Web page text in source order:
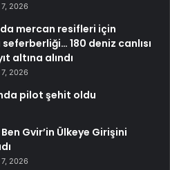
2026
mercan resifleri için
180 deniz canlısı
altına alındı
2026
pilot şehit oldu
Gvir’in Ülkeye Girişini
2026